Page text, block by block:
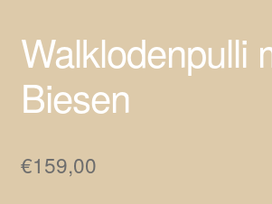
Walklodenpulli
Biesen
€159,00